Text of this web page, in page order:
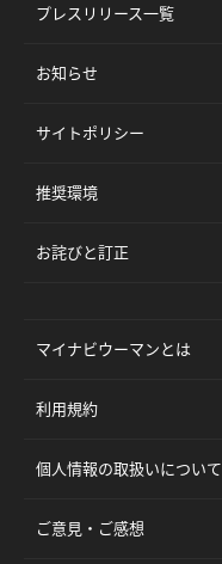
プレスリリース一覧
お知らせ
サイトポリシー
推奨環境
お詫びと訂正
マイナビウーマンとは
利用規約
個人情報の取扱いについて
ご意見・ご感想